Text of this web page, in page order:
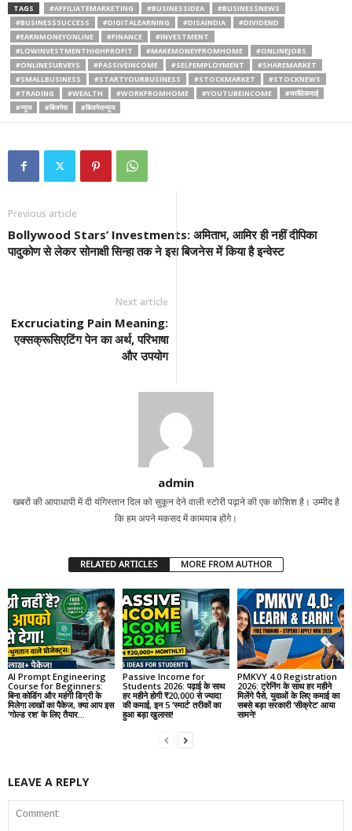
TAGS #AFFILIATEMARKETING #BUSINESSIDEA
#BUSINESSNEWS
#BUSINESSSUCCESS
#DIGITALEARNING #DISAINDIA
#DIVIDEND
#EARNMONEYONLINE
#FINANCE
#INVESTMENT
#LOWINVESTMENTHIGHPROFIT
#MAKEMONEYFROMHOME
#ONLINEJOBS
#ONLINESURVEYS
#PASSIVEINCOME #SELFEMPLOYMENT
#SHAREMARKET
#SMALLBUSINESS
#STARTYOURBUSINESS #STOCKMARKET
#STOCKNEWS
#TRADING
#WEALTH #WORKFROMHOME #YOUTUBEINCOME
#घरबैठेकमाई
#न्यूज
#बिजनेस #बिजनेसन्यूज
Previous article
Bollywood Stars’ Investments: अमिताभ, आमिर ही नहीं दीपिका
पादुकोण से लेकर सोनाक्षी सिन्हा तक ने इस बिजनेस में किया है इन्वेस्ट
Next article
Excruciating Pain Meaning:
एक्सक्रूसिएटिंग पेन का अर्थ, परिभाषा
और उपयोग
admin
खबरों की आपाधापी में दी यंगिस्तान दिल को सुकून देने वाली स्टोरी पढ़ाने की एक कोशिश है। उम्मीद है
कि हम अपने मकसद में कामयाब होंगे।
RELATED ARTICLES MORE FROM AUTHOR
AI Prompt Engineering
Course for Beginners:
बिना कोडिंग और महंगी डिग्री के
मिलेगा लाखों का पैकेज, क्या आप इस
‘गोल्ड रश’ के लिए तैयार...
Passive Income for
Students 2026: पढ़ाई के साथ
हर महीने होगी ₹20,000 से ज्यादा
की कमाई, इन 5 ‘स्मार्ट’ तरीकों का
हुआ बड़ा खुलासा!
PMKVY 4.0 Registration
2026: ट्रेनिंग के साथ हर महीने
मिलेंगे पैसे, युवाओं के लिए कमाई का
सबसे बड़ा सरकारी ‘सीक्रेट’ आया
सामने!
LEAVE A REPLY